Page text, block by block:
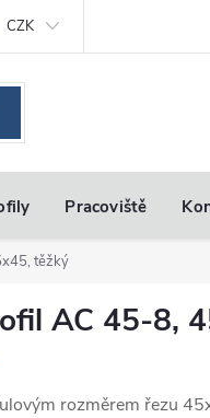
CZK
Pracoviště
těžký
AC 45-8,
rozměrem řezu